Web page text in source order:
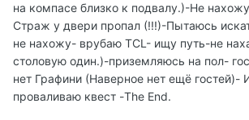
на компасе близко к подвалу.)-Не
Страж у двери пропал (!!!)-Пытаюсь
не нахожу- врубаю TCL- ищу путь-не
столовую один.)-приземляюсь на пол-
нет Графини (Наверное нет ещё гостей)-
проваливаю квест -The End.